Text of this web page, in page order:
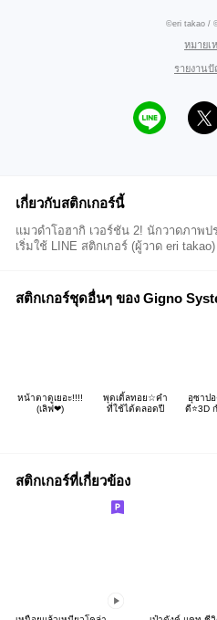
©eri takao /
หมายเ
รายงาน
เกี่ยวกับสติกเกอร์นี้
แมวดำโอฮากิ เวอร์ชัน 2! นักวาดภาพ
เริ่มใช้ LINE สติกเกอร์ (ผู้วาด eri takao)
สติกเกอร์ชุดอื่นๆ ของ Gigno
หน้าตาดูเยอะ!!!!
(เลิฟ❤)
พุดเดิ้ลทอย☆คำ
ที่ใช้ได้ตลอดปี
อุซาป
ดี⭐️3D
สติกเกอร์ที่เกี่ยวข้อง